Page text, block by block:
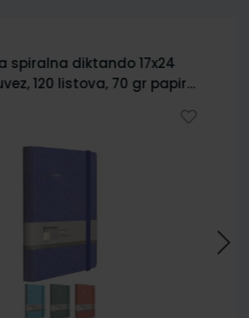
spiralna diktando 17x24
120 listova, 70 gr papir